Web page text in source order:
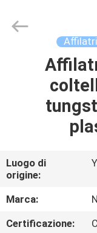
CASA.
PRODOTTI
SU
DI
NOI
Norton
Electric
Luogo di
origine:
Marca:
Certificazione: